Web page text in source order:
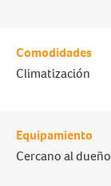
Comodidades
Climatización
Equipamiento
Cercano al dueño